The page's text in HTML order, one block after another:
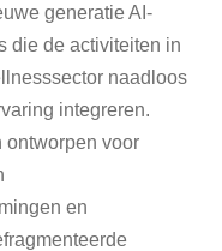
generatie AI-
die de activiteiten in
naadloos
integreren.
ontworpen voor
en